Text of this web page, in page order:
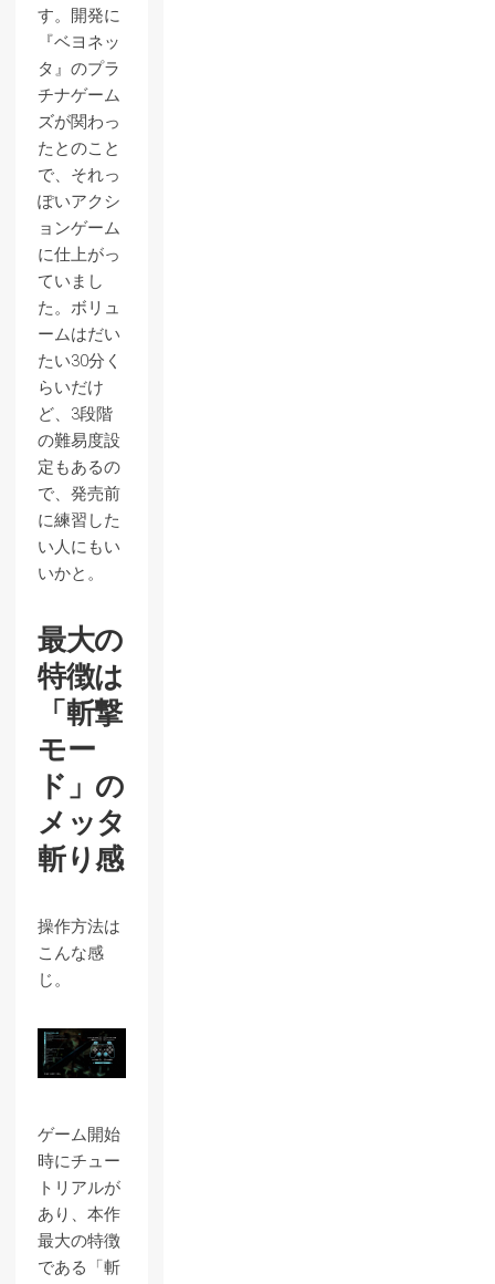
す。開発に
『ベヨネッ
タ』のプラ
チナゲーム
ズが関わっ
たとのこと
で、それっ
ぽいアクシ
ョンゲーム
に仕上がっ
ていまし
た。ボリュ
ームはだい
たい30分く
らいだけ
ど、3段階
の難易度設
定もあるの
で、発売前
に練習した
い人にもい
いかと。
最大の
特徴は
「斬撃
モー
ド」の
メッタ
斬り感
操作方法は
こんな感
じ。
ゲーム開始
時にチュー
トリアルが
あり、本作
最大の特徴
である「斬